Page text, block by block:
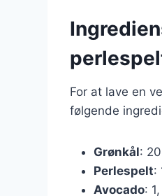
For at lave en
følgende
Grønkål:
Perlespelt:
Avocado: